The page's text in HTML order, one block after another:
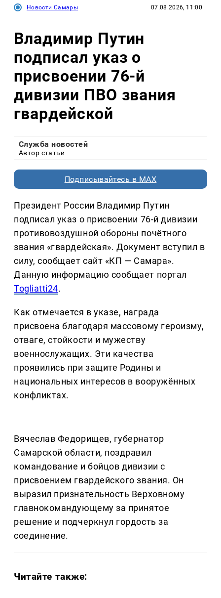
Новости Самары 07.08.2026, 11:00
Владимир Путин
подписал указ о
присвоении 76-й
дивизии ПВО звания
гвардейской
Служба новостей
Автор статьи
Подписывайтесь в MAX
Президент России Владимир Путин
подписал указ о присвоении 76-й дивизии
противовоздушной обороны почётного
звания «гвардейская». Документ вступил в
силу, сообщает сайт «КП — Самара».
Данную информацию сообщает портал
Togliatti24.
Как отмечается в указе, награда
присвоена благодаря массовому героизму,
отваге, стойкости и мужеству
военнослужащих. Эти качества
проявились при защите Родины и
национальных интересов в вооружённых
конфликтах.
Вячеслав Федорищев, губернатор
Самарской области, поздравил
командование и бойцов дивизии с
присвоением гвардейского звания. Он
выразил признательность Верховному
главнокомандующему за принятое
решение и подчеркнул гордость за
соединение.
Читайте также: